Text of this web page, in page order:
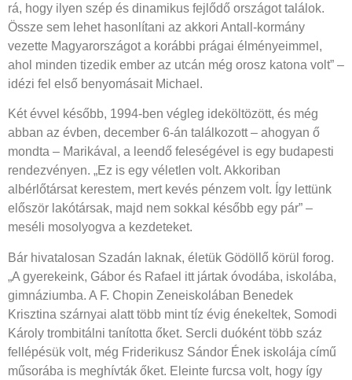
rá, hogy ilyen szép és dinamikus fejlődő országot találok.
Össze sem lehet hasonlítani az akkori Antall-kormány
vezette Magyarországot a korábbi prágai élményeimmel,
ahol minden tizedik ember az utcán még orosz katona volt” –
idézi fel első benyomásait Michael.
Két évvel később, 1994-ben végleg ideköltözött, és még
abban az évben, december 6-án találkozott – ahogyan ő
mondta – Marikával, a leendő feleségével is egy budapesti
rendezvényen. „Ez is egy véletlen volt. Akkoriban
albérlőtársat kerestem, mert kevés pénzem volt. Így lettünk
először lakótársak, majd nem sokkal később egy pár” –
meséli mosolyogva a kezdeteket.
Bár hivatalosan Szadán laknak, életük Gödöllő körül forog.
„A gyerekeink, Gábor és Rafael itt jártak óvodába, iskolába,
gimnáziumba. A F. Chopin Zeneiskolában Benedek
Krisztina szárnyai alatt több mint tíz évig énekeltek, Somodi
Károly trombitálni tanította őket. Sercli duóként több száz
fellépésük volt, még Friderikusz Sándor Ének iskolája című
műsorába is meghívták őket. Eleinte furcsa volt, hogy így